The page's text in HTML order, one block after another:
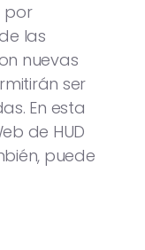
por
las
nuevas
ser
En esta
de HUD
puede